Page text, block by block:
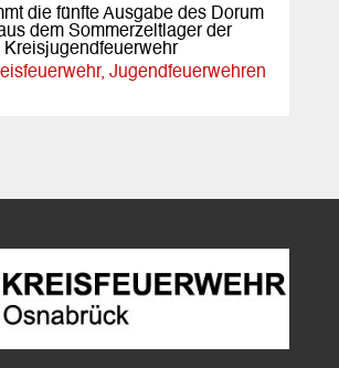
die fünfte Ausgabe des Dorum
dem Sommerzeltlager der
Kreisjugendfeuerwehr
, Jugendfeuerwehren